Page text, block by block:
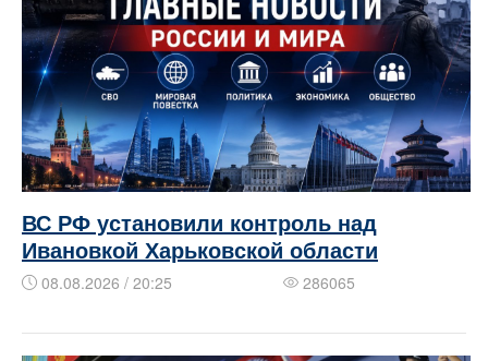
ВС РФ установили контроль над
Ивановкой Харьковской области
08.08.2026 / 20:25 286065